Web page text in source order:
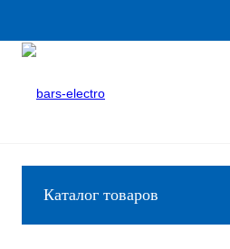
Каталог товаров